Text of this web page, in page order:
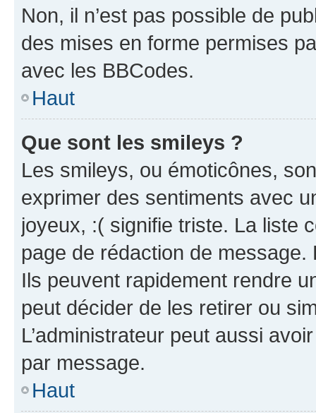
Non, il n’est pas possible de
des mises en forme permises
avec les BBCodes.
Haut
Que sont les smileys ?
Les smileys, ou émoticônes,
exprimer des sentiments avec
joyeux, :( signifie triste. La liste
page de rédaction de
Ils peuvent rapidement rendre
peut décider de les retirer ou
L’administrateur peut aussi
par message.
Haut